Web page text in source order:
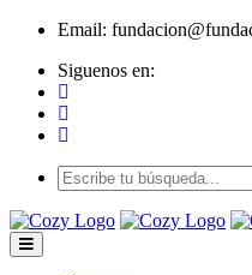
Email:
Siguenos en: